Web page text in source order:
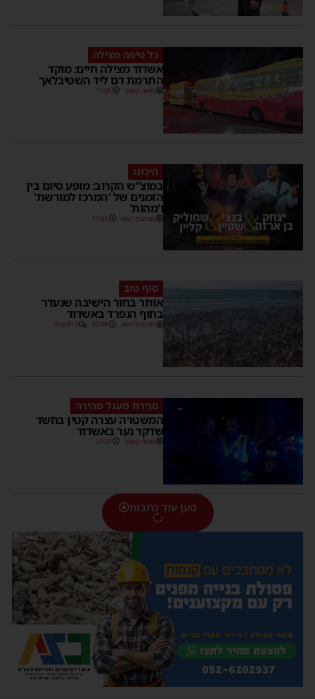
כל טיפה מצילה
אשדוד מצילה חיים: מוקד
התרמת דם ליד השטיבלאך
משה קאהן 11:05
היכונו
במוצ”ש הקרוב: מופע סיום בין
הזמנים של 'המרכז למורשת'
ו'מהות'
מנחם דויטש 11:01
סוף טוב
אותר בחור הישיבה שנעדר
בחוף הנפרד באשדוד
מנחם דויטש 22:08 3 תגובות
סגירת מעגל מהירה
המשטרה עצרה קטין בחשד
שדקר נער באשדוד
משה קאהן 21:59
טען עוד כתבות